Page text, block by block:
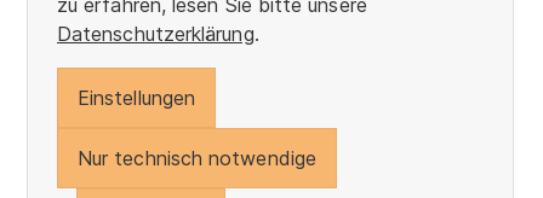
zu erfahren, lesen Sie bitte unsere
Datenschutzerklärung.
Einstellungen
Nur technisch notwendige